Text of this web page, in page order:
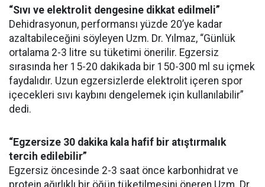
“Sıvı ve elektrolit dengesine dikkat edilmeli”
Dehidrasyonun, performansı yüzde 20’ye kadar
azaltabileceğini söyleyen Uzm. Dr. Yılmaz, “Günlük
ortalama 2-3 litre su tüketimi önerilir. Egzersiz
sırasında her 15-20 dakikada bir 150-300 ml su içmek
faydalıdır. Uzun egzersizlerde elektrolit içeren spor
içecekleri sıvı kaybını dengelemek için kullanılabilir”
dedi.
“Egzersize 30 dakika kala hafif bir atıştırmalık
tercih edilebilir”
Egzersiz öncesinde 2-3 saat önce karbonhidrat ve